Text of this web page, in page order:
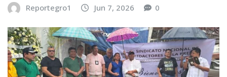
Reportegro1 Jun 7, 2026 0